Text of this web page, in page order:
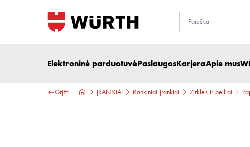
Elektroninė parduotuvėPaslaugosKarjeraApie mus
Grįžti ĮRANKIAI Rankiniai įrankiai Žirklės ir peiliai